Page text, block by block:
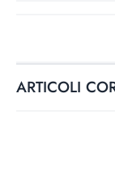
ARTICOLI